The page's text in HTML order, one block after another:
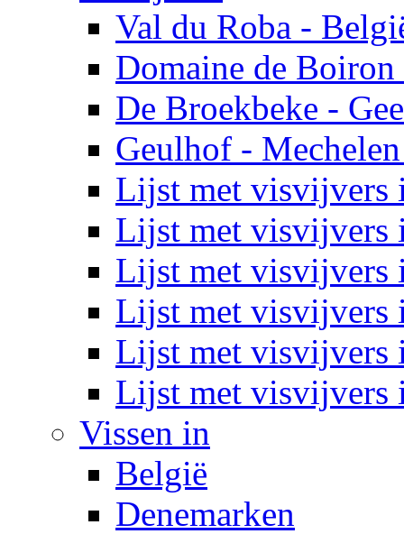
Val du Roba -
Domaine de
De Broekbeke -
Geulhof -
Lijst met visvijvers
Lijst met visvijvers
Lijst met visvijvers
Lijst met visvijvers
Lijst met visvijvers
Lijst met visvijvers
Vissen in
België
Denemarken